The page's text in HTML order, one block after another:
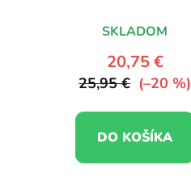
SKLADOM
20,75 €
25,95 € (–20 %)
DO KOŠÍKA